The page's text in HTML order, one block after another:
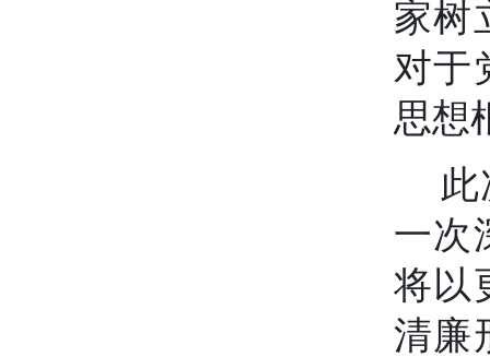
家树
对于
思想
一次
将以
清廉